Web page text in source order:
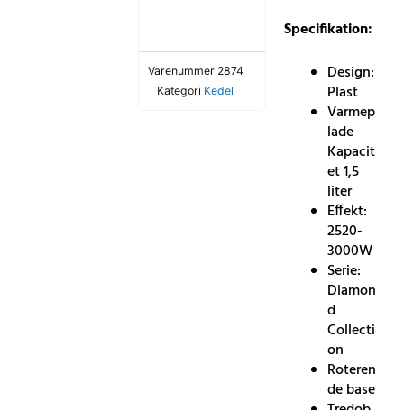
Varenummer 2874
Kategori Kedel
Specifikation:
Design:
Plast
Varmep
lade
Kapacit
et 1,5
liter
Effekt:
2520-
3000W
Serie:
Diamon
d
Collecti
on
Roteren
de base